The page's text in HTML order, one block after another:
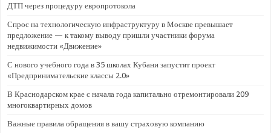
ДТП через процедуру европротокола
Спрос на технологическую инфраструктуру в Москве превышает
предложение — к такому выводу пришли участники форума
недвижимости «Движение»
С нового учебного года в 35 школах Кубани запустят проект
«Предпринимательские классы 2.0»
В Краснодарском крае с начала года капитально отремонтировали 209
многоквартирных домов
Важные правила обращения в вашу страховую компанию